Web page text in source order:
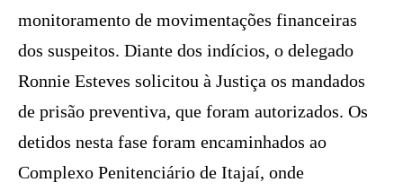
monitoramento de movimentações financeiras
dos suspeitos. Diante dos indícios, o delegado
Ronnie Esteves solicitou à Justiça os mandados
de prisão preventiva, que foram autorizados. Os
detidos nesta fase foram encaminhados ao
Complexo Penitenciário de Itajaí, onde